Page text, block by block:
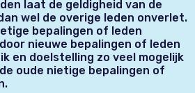
laat de geldigheid van de
wel de overige leden onverlet.
bepalingen of leden
nieuwe bepalingen of leden
en doelstelling zo veel mogelijk
oude nietige bepalingen of